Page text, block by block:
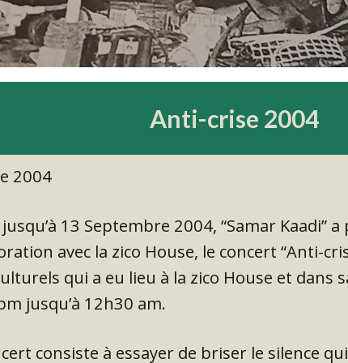
Anti-crise 2004
2004
13 Septembre 2004, “Samar Kaadi”
avec la zico House, le concert “Anti-
qui a eu lieu à la zico House et dans
jusqu’à 12h30 am.
consiste à essayer de briser le silence